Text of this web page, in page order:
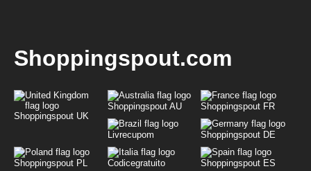
Shoppingspout.com
Shoppingspout UK
Shoppingspout AU Shoppingspout FR
Livrecupom Shoppingspout DE
Shoppingspout PL Codicegratuito Shoppingspout ES